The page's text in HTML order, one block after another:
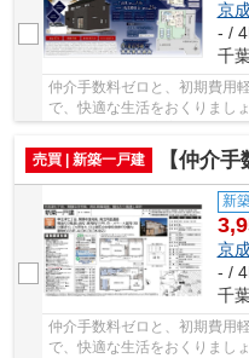
京
- /
千
仲介手数料ゼロと、初期費用
で、快適な生活をおくりまし
売買 | 新築一戸建
【仲介手数
新
京
- /
千
仲介手数料ゼロと、初期費用
で、快適な生活をおくりまし